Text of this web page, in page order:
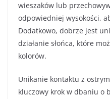
wieszaków lub
odpowiedniej wysokości,
Dodatkowo, dobrze jest
działanie słońca, które
kolorów.
Unikanie kontaktu z
kluczowy krok w dbaniu o